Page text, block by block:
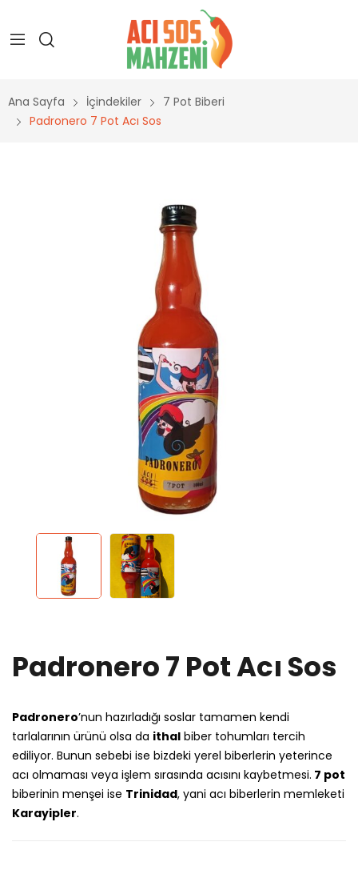
Ana Sayfa İçindekiler
7 Pot Biberi
Padronero 7 Pot Acı Sos
Padronero 7 Pot Acı Sos
Padronero’nun hazırladığı soslar tamamen kendi
tarlalarının ürünü olsa da ithal biber tohumları tercih
ediliyor. Bunun sebebi ise bizdeki yerel biberlerin yeterince
acı olmaması veya işlem sırasında acısını kaybetmesi. 7 pot
biberinin menşei ise Trinidad, yani acı biberlerin memleketi
Karayipler.